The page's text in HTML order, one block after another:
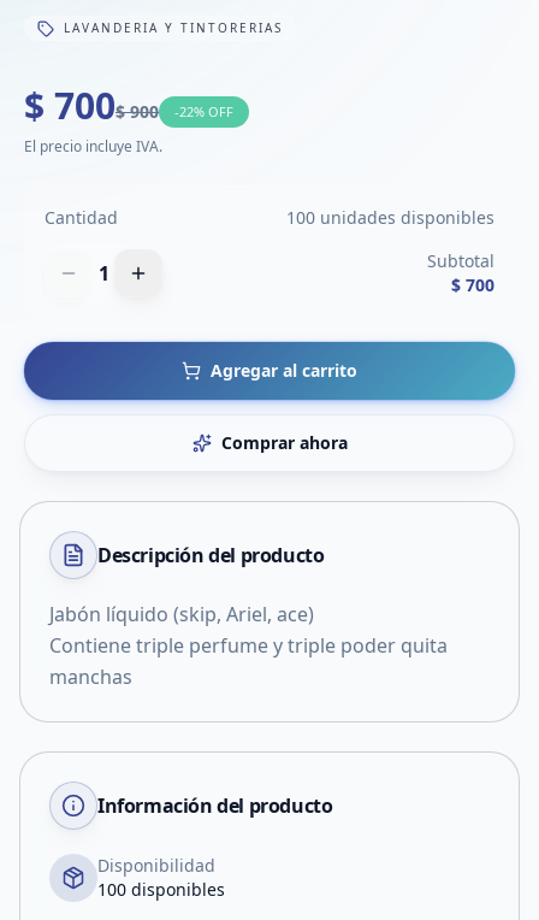
LAVANDERIA Y TINTORERIAS
$ 700$ 900 -22% OFF
El precio incluye IVA.
Cantidad 100 unidades disponibles
1
Subtotal
$ 700
Agregar al carrito
Comprar ahora
Descripción del producto
Jabón líquido (skip, Ariel, ace)
Contiene triple perfume y triple poder quita
manchas
Información del producto
Disponibilidad
100 disponibles